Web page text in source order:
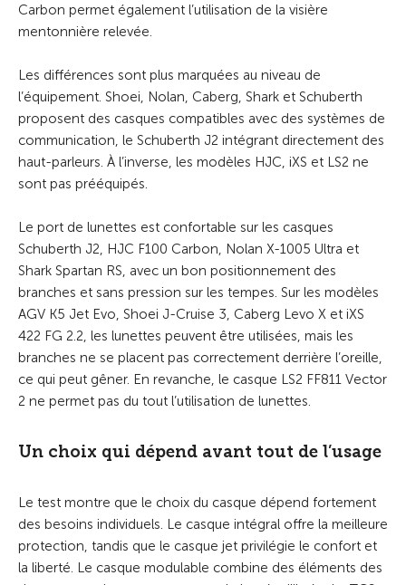
Carbon permet également l’utilisation de la visière
mentonnière relevée.
Les différences sont plus marquées au niveau de
l’équipement. Shoei, Nolan, Caberg, Shark et Schuberth
proposent des casques compatibles avec des systèmes de
communication, le Schuberth J2 intégrant directement des
haut-parleurs. À l’inverse, les modèles HJC, iXS et LS2 ne
sont pas prééquipés.
Le port de lunettes est confortable sur les casques
Schuberth J2, HJC F100 Carbon, Nolan X-1005 Ultra et
Shark Spartan RS, avec un bon positionnement des
branches et sans pression sur les tempes. Sur les modèles
AGV K5 Jet Evo, Shoei J-Cruise 3, Caberg Levo X et iXS
422 FG 2.2, les lunettes peuvent être utilisées, mais les
branches ne se placent pas correctement derrière l’oreille,
ce qui peut gêner. En revanche, le casque LS2 FF811 Vector
2 ne permet pas du tout l’utilisation de lunettes.
Un choix qui dépend avant tout de l’usage
Le test montre que le choix du casque dépend fortement
des besoins individuels. Le casque intégral offre la meilleure
protection, tandis que le casque jet privilégie le confort et
la liberté. Le casque modulable combine des éléments des